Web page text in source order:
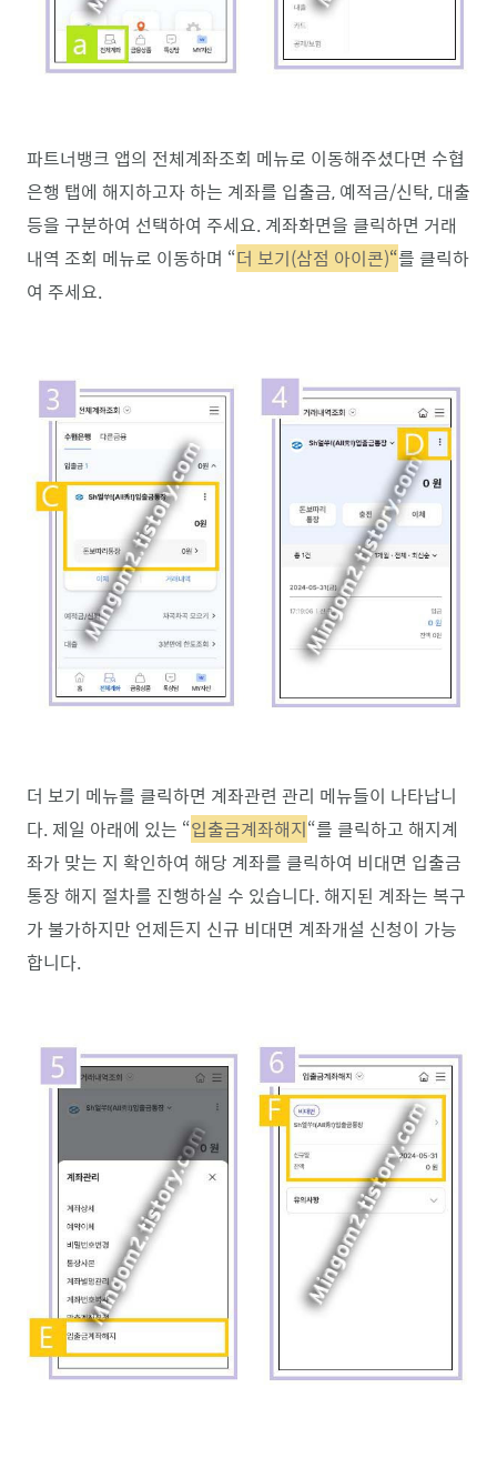
파트너뱅크 앱의 전체계좌조회 메뉴로 이동해주셨다면 수협
은행 탭에 해지하고자 하는 계좌를 입출금, 예적금/신탁, 대출
등을 구분하여 선택하여 주세요. 계좌화면을 클릭하면 거래
내역 조회 메뉴로 이동하며 “더 보기(삼점 아이콘)“를 클릭하
여 주세요.
더 보기 메뉴를 클릭하면 계좌관련 관리 메뉴들이 나타납니
다. 제일 아래에 있는 “입출금계좌해지“를 클릭하고 해지계
좌가 맞는 지 확인하여 해당 계좌를 클릭하여 비대면 입출금
통장 해지 절차를 진행하실 수 있습니다. 해지된 계좌는 복구
가 불가하지만 언제든지 신규 비대면 계좌개설 신청이 가능
합니다.